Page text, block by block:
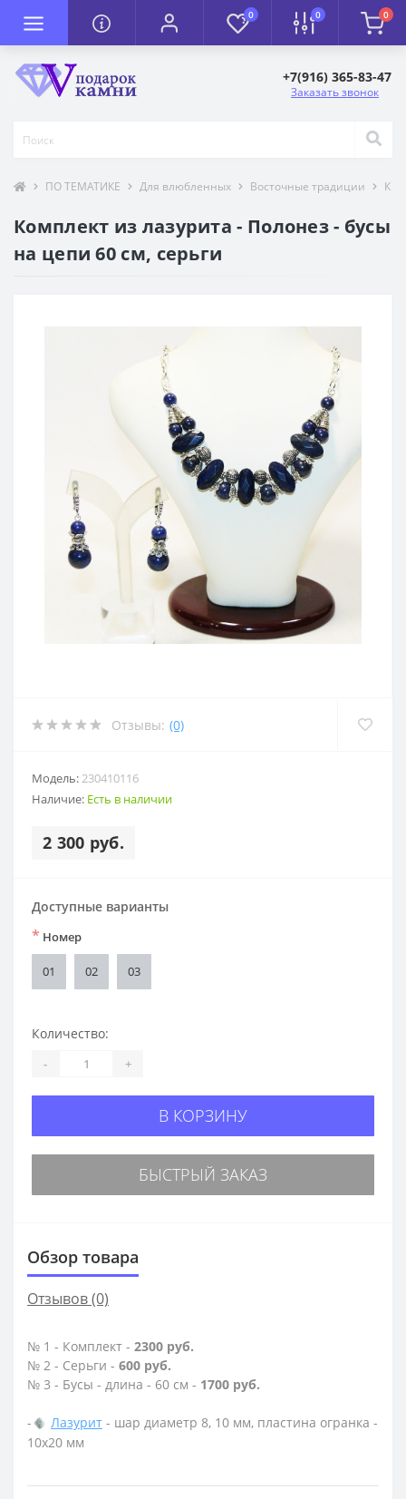
0 0 0
+7(916) 365-83-47
Заказать звонок
ПО ТЕМАТИКЕ Для влюбленных Восточные традиции К
Комплект из лазурита - Полонез - бусы
на цепи 60 см, серьги
Отзывы: (0)
Модель:230410116
Наличие: Есть в наличии
2 300 руб.
Доступные варианты
* Номер
01 02 03
Количество:
- +
В КОРЗИНУ
БЫСТРЫЙ ЗАКАЗ
Обзор товара
Отзывов (0)
№ 1 - Комплект - 2300 руб.
№ 2 - Серьги - 600 руб.
№ 3 - Бусы - длина - 60 см - 1700 руб.
- Лазурит - шар диаметр 8, 10 мм, пластина огранка -
10х20 мм